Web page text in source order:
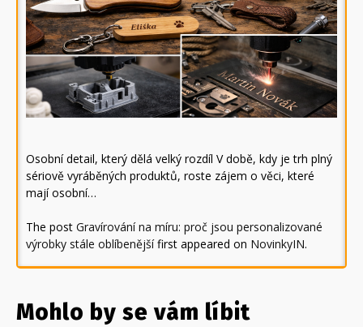
Osobní detail, který dělá velký rozdíl V době, kdy je trh plný
sériově vyráběných produktů, roste zájem o věci, které
mají osobní…
The post Gravírování na míru: proč jsou personalizované
výrobky stále oblíbenějšífirst appeared on NovinkyIN.
Mohlo by se vám líbit